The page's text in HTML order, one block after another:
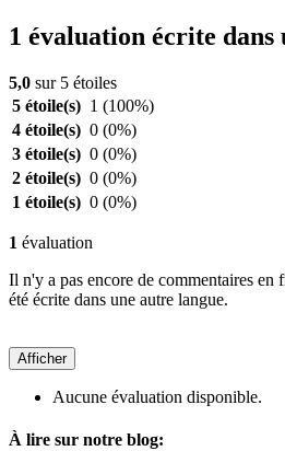
1 évaluation écrite dans
5,0 sur 5 étoiles
5 étoile(s) 1 (100%)
4 étoile(s) 0 (0%)
3 étoile(s) 0 (0%)
2 étoile(s) 0 (0%)
1 étoile(s) 0 (0%)
1 évaluation
Il n'y a pas encore de commentaires en
été écrite dans une autre langue.
Afficher
Aucune évaluation disponible.
À lire sur notre blog: